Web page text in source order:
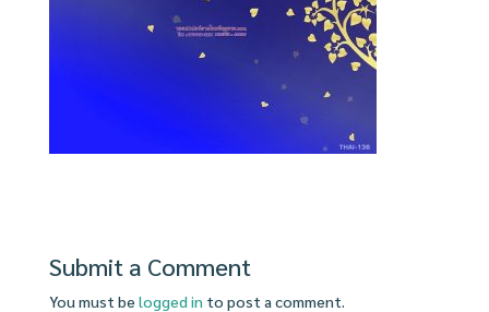
Submit a Comment
You must be logged in to post a comment.